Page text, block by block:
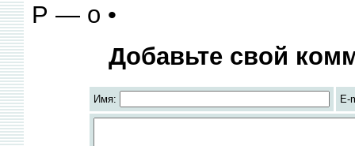
Р — о •
Добавьте свой
Имя: E-